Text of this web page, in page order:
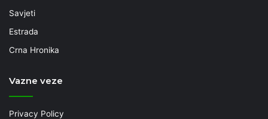
Savjeti
Estrada
Crna Hronika
Vazne veze
Privacy Policy